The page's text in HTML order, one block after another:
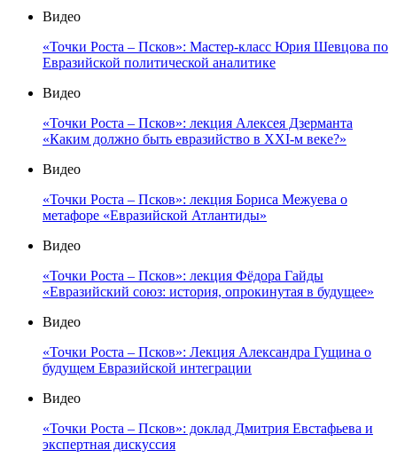
Видео
«Точки Роста – Псков»: Мастер-класс Юрия Шевцова по
Евразийской политической аналитике
Видео
«Точки Роста – Псков»: лекция Алексея Дзерманта
«Каким должно быть евразийство в XXI-м веке?»
Видео
«Точки Роста – Псков»: лекция Бориса Межуева о
метафоре «Евразийской Атлантиды»
Видео
«Точки Роста – Псков»: лекция Фёдора Гайды
«Евразийский союз: история, опрокинутая в будущее»
Видео
«Точки Роста – Псков»: Лекция Александра Гущина о
будущем Евразийской интеграции
Видео
«Точки Роста – Псков»: доклад Дмитрия Евстафьева и
экспертная дискуссия